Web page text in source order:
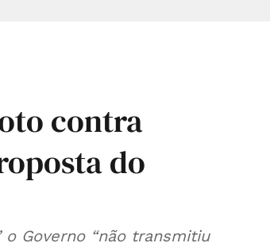
contra
do
Governo “não transmitiu